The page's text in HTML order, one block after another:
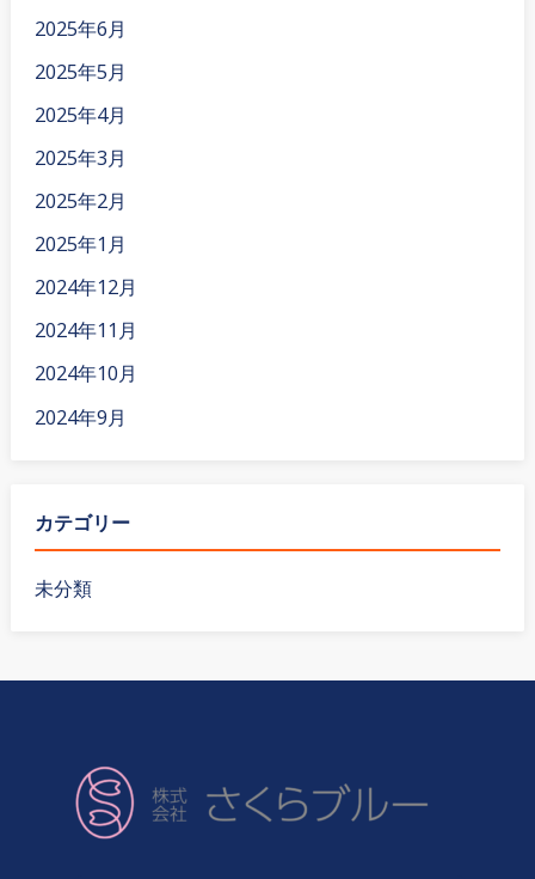
2025年6月
2025年5月
2025年4月
2025年3月
2025年2月
2025年1月
2024年12月
2024年11月
2024年10月
2024年9月
カテゴリー
未分類